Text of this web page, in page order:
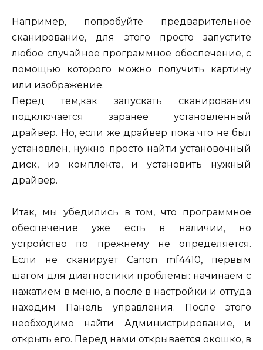
Например, попробуйте предварительное
сканирование, для этого просто запустите
любое случайное программное обеспечение, с
помощью которого можно получить картину
или изображение.
Перед тем,как запускать сканирования
подключается заранее установленный
драйвер. Но, если же драйвер пока что не был
установлен, нужно просто найти установочный
диск, из комплекта, и установить нужный
драйвер.
Итак, мы убедились в том, что программное
обеспечение уже есть в наличии, но
устройство по прежнему не определяется.
Если не сканирует Canon mf4410, первым
шагом для диагностики проблемы: начинаем с
нажатием в меню, а после в настройки и оттуда
находим Панель управления. После этого
необходимо найти Администрирование, и
открыть его. Перед нами открывается окошко, в